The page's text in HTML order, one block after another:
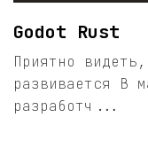
Godot Rust
Приятно
развивается В
разработч...